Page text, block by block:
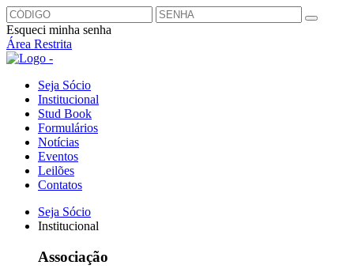
Esqueci minha senha
Área Restrita
Seja Sócio
Institucional
Stud Book
Formulários
Notícias
Eventos
Leilões
Contatos
Seja Sócio
Institucional
Associação